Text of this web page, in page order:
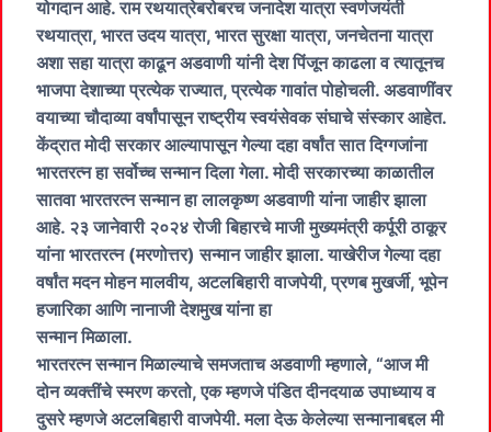
योगदान आहे. राम रथयात्रेबरोबरच जनादेश यात्रा स्वर्णजयंती
रथयात्रा, भारत उदय यात्रा, भारत सुरक्षा यात्रा, जनचेतना यात्रा
अशा सहा यात्रा काढून अडवाणी यांनी देश पिंजून काढला व त्यातूनच
भाजपा देशाच्या प्रत्येक राज्यात, प्रत्येक गावांत पोहोचली. अडवाणींवर
वयाच्या चौदाव्या वर्षांपासून राष्ट्रीय स्वयंसेवक संघाचे संस्कार आहेत.
केंद्रात मोदी सरकार आल्यापासून गेल्या दहा वर्षांत सात दिग्गजांना
भारतरत्न हा सर्वोच्च सन्मान दिला गेला. मोदी सरकारच्या काळातील
सातवा भारतरत्न सन्मान हा लालकृष्ण अडवाणी यांना जाहीर झाला
आहे. २३ जानेवारी २०२४ रोजी बिहारचे माजी मुख्यमंत्री कर्पूरी ठाकूर
यांना भारतरत्न (मरणोत्तर) सन्मान जाहीर झाला. याखेरीज गेल्या दहा
वर्षांत मदन मोहन मालवीय, अटलबिहारी वाजपेयी, प्रणब मुखर्जी, भूपेन
हजारिका आणि नानाजी देशमुख यांना हा
सन्मान मिळाला.
भारतरत्न सन्मान मिळाल्याचे समजताच अडवाणी म्हणाले, “आज मी
दोन व्यक्तींचे स्मरण करतो, एक म्हणजे पंडित दीनदयाळ उपाध्याय व
दुसरे म्हणजे अटलबिहारी वाजपेयी. मला देऊ केलेल्या सन्मानाबद्दल मी